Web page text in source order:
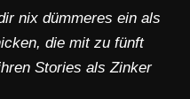
nix dümmeres ein als
die mit zu fünft
Stories als Zinker